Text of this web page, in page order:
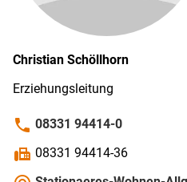
Christian Schöllhorn
Erziehungsleitung
phone 08331 94414-0
fax 08331 94414-36